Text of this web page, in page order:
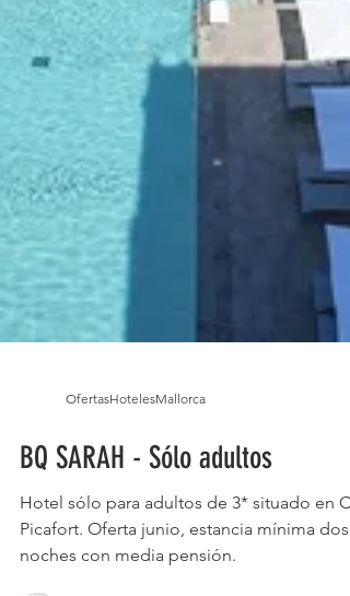
OfertasHotelesMallorca
BQ SARAH - Sólo adultos